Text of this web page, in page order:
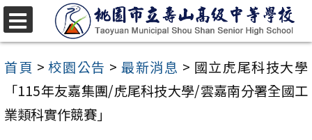
跳
至
主
內
首頁 >校園公告 >最新消息 > 國立虎尾科技大學
「115年友嘉集團/虎尾科技大學/雲嘉南分署全國工
業類科實作競賽」
選
單